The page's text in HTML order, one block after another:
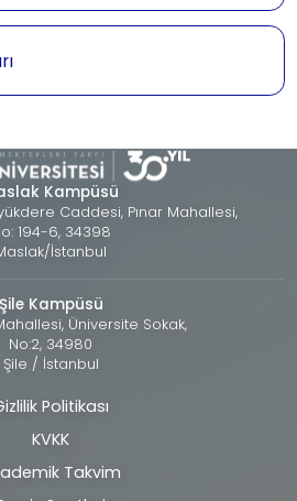
Kampüsü
Caddesi, Pınar Mahallesi,
194-6, 34398
İstanbul
Şile Kampüsü
Üniversite Sokak,
No:2, 34980
Şile / İstanbul
Alt
bilgi
Politikası
KVKK
Takvim